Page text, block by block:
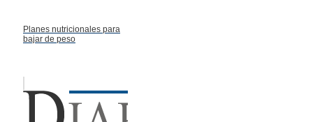
Planes nutricionales para
bajar de peso